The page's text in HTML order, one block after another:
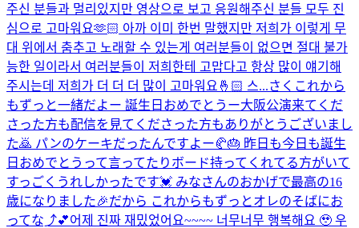
주신 분들과 멀리있지만 영상으로 보고 응원해주신 분들 모두 진
심으로 고마워요🫶🏻 아까 이미 한번 말했지만 저희가 이렇게 무
대 위에서 춤추고 노래할 수 있는게 여러분들이 없으면 절대 불가
능한 일이라서 여러분들이 저희한테 고맙다고 항상 많이 얘기해
주시는데 저희가 더 더 더 많이 고마워요🤞🏻 스...さくこれから
もずっと一緒だよー 誕生日おめでとうー大阪公演来てくだ
さった方も配信を見てくださった方もありがとうございまし
た🙇 パンのケーキだったんですよー🥐🎂 昨日も今日も誕生
日おめでとうって言ってたりボード持ってくれてる方がいて
すっごくうれしかったです💓 みなさんのおかげで最高の16
歳になりました🎉だから これからもずっとオレのそばにお
ってな⤴︎💕어제 진짜 재밌었어요~~~~ 너무너무 행복해요 🥹 우